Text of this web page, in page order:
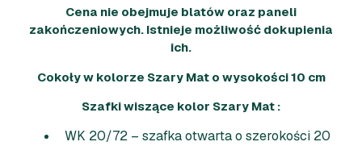
Cena nie obejmuje blatów oraz paneli
zakończeniowych. Istnieje możliwość dokupienia
ich.
Cokoły w kolorze Szary Mat o wysokości 10 cm
Szafki wiszące kolor Szary Mat :
WK 20/72 – szafka otwarta o szerokości 20